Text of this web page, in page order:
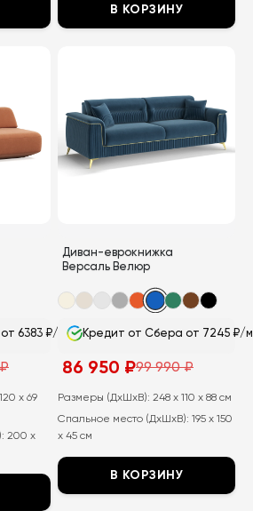
В КОРЗИНУ
несколько
вариаций.
Опции
можно
товара.
6383 ₽/мес
₽
x 69
200 x
Диван-еврокнижка
Версаль Велюр
Кредит от Сбера от 7245 ₽/
99 990₽
Первоначальная
составляла
990
₽.
86 950 ₽
Текущая
86
₽.
Размеры (ДхШхВ): 248 x 110 x 88 см
Спальное место (ДхШхВ): 195 x 150
x 45 см
В КОРЗИНУ